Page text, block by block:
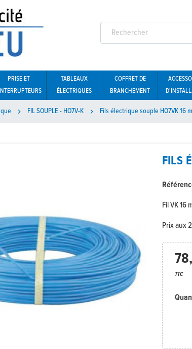
PRISE ET
TABLEAUX
ÉLECTRIQUES
COFFRET DE
BRANCHEMENT
 FIL SOUPLE - HO7V-K  Fils électrique souple HO7VK 16
FILS
Fil VK 16
Prix aux
TTC